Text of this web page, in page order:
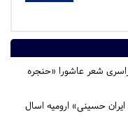
شعر عاشورا «حنجره
ایران حسینی» ارومیه اسال